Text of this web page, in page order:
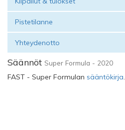
Pistetilanne
Yhteydenotto
Säännöt Super Formula - 2020
FAST - Super Formulan sääntökirja.